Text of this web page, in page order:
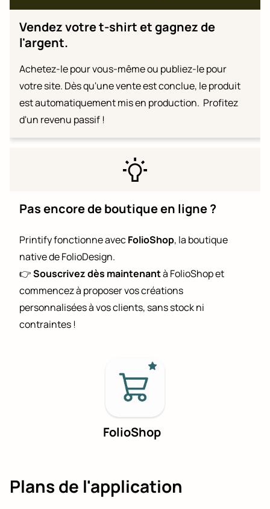
Vendez votre t-shirt et gagnez de
l'argent.
Achetez-le pour vous-même ou publiez-le pour
votre site. Dès qu'une vente est conclue, le produit
est automatiquement mis en production. Profitez
d'un revenu passif !
Pas encore de boutique en ligne ?
Printify fonctionne avecFolioShop, la boutique
native de FolioDesign.
👉Souscrivez dès maintenantà FolioShop et
commencez à proposer vos créations
personnalisées à vos clients, sans stock ni
contraintes !
FolioShop
Plans de l'application